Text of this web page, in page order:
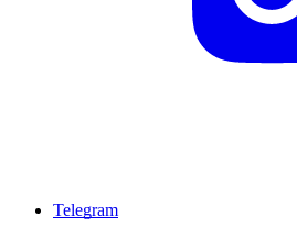
Telegram